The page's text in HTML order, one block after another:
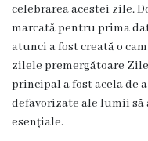
O
r
g
a
n
celebrarea acestei zile.
marcată pentru prima
atunci a fost creată o
zilele premergătoare
principal a fost acela de
defavorizate ale lumii să
esențiale.